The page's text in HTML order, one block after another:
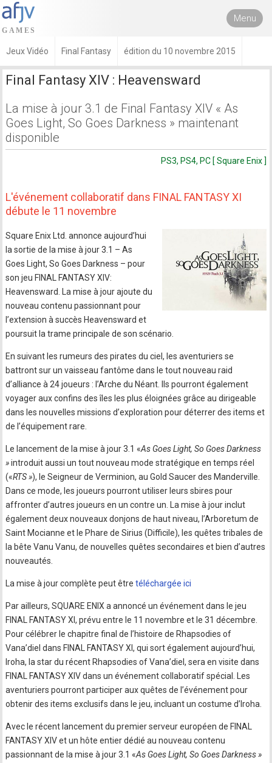
Menu
Jeux Vidéo Final Fantasy édition du 10 novembre 2015
Final Fantasy XIV : Heavensward
La mise à jour 3.1 de Final Fantasy XIV « As
Goes Light, So Goes Darkness » maintenant
disponible
PS3, PS4, PC [ Square Enix ]
L'événement collaboratif dans FINAL FANTASY XI
débute le 11 novembre
Square Enix Ltd. annonce aujourd’hui
la sortie de la mise à jour 3.1 – As
Goes Light, So Goes Darkness – pour
son jeu FINAL FANTASY XIV:
Heavensward. La mise à jour ajoute du
nouveau contenu passionnant pour
l’extension à succès Heavensward et
poursuit la trame principale de son scénario.
En suivant les rumeurs des pirates du ciel, les aventuriers se
battront sur un vaisseau fantôme dans le tout nouveau raid
d’alliance à 24 joueurs : l’Arche du Néant. Ils pourront également
voyager aux confins des îles les plus éloignées grâce au dirigeable
dans les nouvelles missions d’exploration pour déterrer des items et
de l’équipement rare.
Le lancement de la mise à jour 3.1 «As Goes Light, So Goes Darkness
»introduit aussi un tout nouveau mode stratégique en temps réel
(«RTS »), le Seigneur de Verminion, au Gold Saucer des Manderville.
Dans ce mode, les joueurs pourront utiliser leurs sbires pour
affronter d’autres joueurs en un contre un. La mise à jour inclut
également deux nouveaux donjons de haut niveau, l’Arboretum de
Saint Mocianne et le Phare de Sirius (Difficile), les quêtes tribales de
la bête Vanu Vanu, de nouvelles quêtes secondaires et bien d’autres
nouveautés.
La mise à jour complète peut êtretéléchargée ici
Par ailleurs, SQUARE ENIX a annoncé un événement dans le jeu
FINAL FANTASY XI, prévu entre le 11 novembre et le 31 décembre.
Pour célébrer le chapitre final de l’histoire de Rhapsodies of
Vana’diel dans FINAL FANTASY XI, qui sort également aujourd’hui,
Iroha, la star du récent Rhapsodies of Vana’diel, sera en visite dans
FINAL FANTASY XIV dans un événement collaboratif spécial. Les
aventuriers pourront participer aux quêtes de l’événement pour
obtenir des items exclusifs dans le jeu, incluant un costume d’Iroha.
Avec le récent lancement du premier serveur européen de FINAL
FANTASY XIV et un hôte entier dédié au nouveau contenu
passionnant de la mise à jour 3.1 «As Goes Light, So Goes Darkness »